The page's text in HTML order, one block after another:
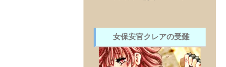
女保安官クレアの受難